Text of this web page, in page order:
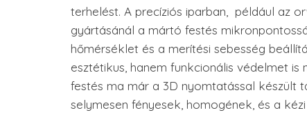
terhelést. A precíziós iparban, például az
gyártásánál a mártó festés
hőmérséklet és a merítési sebesség
esztétikus, hanem funkcionális védelmet
festés ma már a 3D nyomtatással készült
selymesen fényesek, homogének, és a